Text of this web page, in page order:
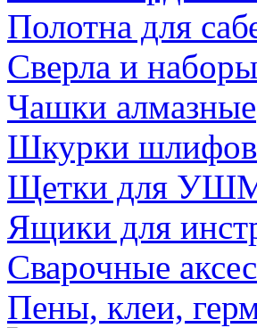
Полотна для
Сверла и
Чашки алмазные
Шкурки
Щетки для
Ящики для
Сварочные
Пены, клеи,